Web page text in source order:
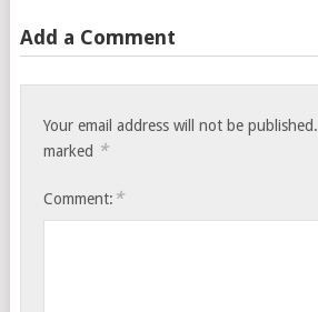
Add a Comment
Your email address will not be published.
marked *
Comment: *